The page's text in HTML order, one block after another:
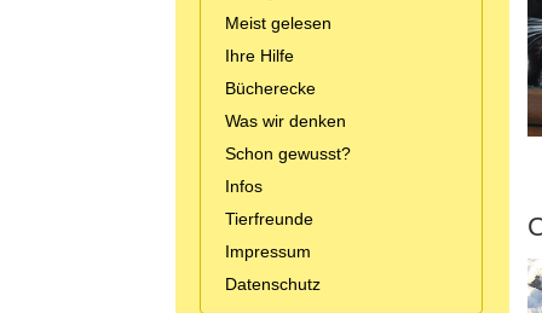
Meist gelesen
Ihre Hilfe
Bücherecke
Was wir denken
Schon gewusst?
Infos
Tierfreunde
Impressum
Datenschutz